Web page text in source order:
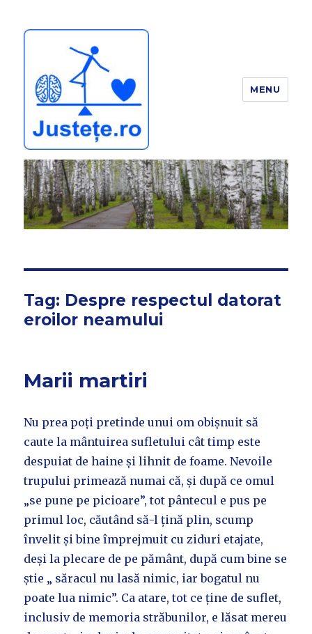
JUSTEȚE
MENU
Tag: Despre respectul datorat
eroilor neamului
Marii martiri
Nu prea poți pretinde unui om obișnuit să
caute la mântuirea sufletului cât timp este
despuiat de haine și lihnit de foame. Nevoile
trupului primează numai că, și după ce omul
„se pune pe picioare”, tot pântecul e pus pe
primul loc, căutând să-l țină plin, scump
învelit și bine împrejmuit cu ziduri etajate,
deși la plecare de pe pământ, după cum bine se
știe „ săracul nu lasă nimic, iar bogatul nu
poate lua nimic”. Ca atare, tot ce ține de suflet,
inclusiv de memoria străbunilor, e lăsat mereu